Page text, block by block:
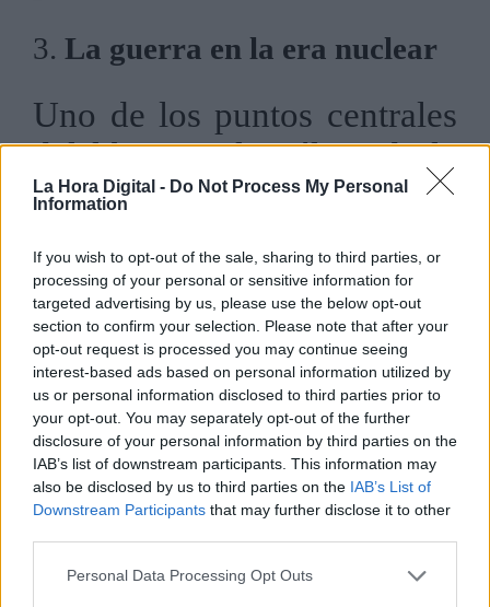
La Hora Digital - Do Not Process My Personal
Information
If you wish to opt-out of the sale, sharing to third parties, or
processing of your personal or sensitive information for
targeted advertising by us, please use the below opt-out
section to confirm your selection. Please note that after your
opt-out request is processed you may continue seeing
interest-based ads based on personal information utilized by
us or personal information disclosed to third parties prior to
your opt-out. You may separately opt-out of the further
disclosure of your personal information by third parties on the
IAB’s list of downstream participants. This information may
also be disclosed by us to third parties on the IAB’s List of
Downstream Participants that may further disclose it to other
Personal Data Processing Opt Outs
3.La guerra en la era nuclear
Uno de los puntos centrales
del libro es el análisis de la
estrategia nuclear. Brodie,
este campo, argumenta que
las armas nucleares
transformaron radicalmente
la naturaleza de la guerra y
la política. Con la capacidad
de destruir ciudades enteras
en minutos, las estrategias
tradicionales quedaron